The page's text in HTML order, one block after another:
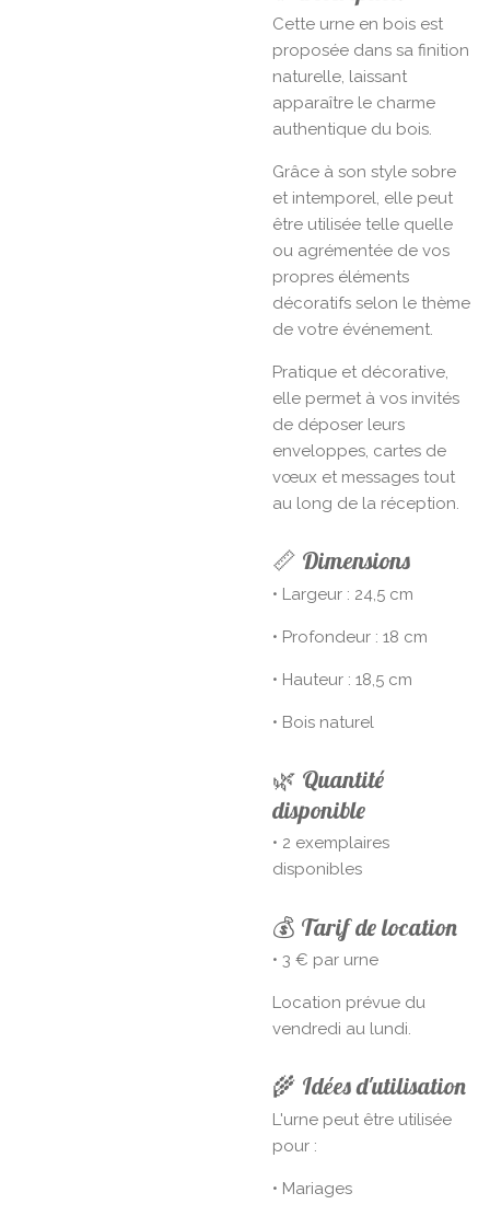
Cette urne en bois est
proposée dans sa finition
naturelle, laissant
apparaître le charme
authentique du bois.
Grâce à son style sobre
et intemporel, elle peut
être utilisée telle quelle
ou agrémentée de vos
propres éléments
décoratifs selon le thème
de votre événement.
Pratique et décorative,
elle permet à vos invités
de déposer leurs
enveloppes, cartes de
vœux et messages tout
au long de la réception.
📏 Dimensions
• Largeur : 24,5 cm
• Profondeur : 18 cm
• Hauteur : 18,5 cm
• Bois naturel
🌿 Quantité
disponible
• 2 exemplaires
disponibles
💰 Tarif de location
• 3 € par urne
Location prévue du
vendredi au lundi.
🌾 Idées d'utilisation
L'urne peut être utilisée
pour :
• Mariages